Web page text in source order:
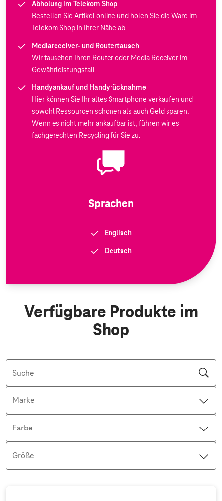
Abholung im Telekom Shop
Bestellen Sie Artikel online und holen Sie die Ware im
Telekom Shop in Ihrer Nähe ab
Mediareceiver- und Routertausch
Wir tauschen Ihren Router oder Media Receiver im
Gewährleistungsfall
Handyankauf und Handyrücknahme
Hier können Sie Ihr altes Smartphone verkaufen und
sowohl Ressourcen schonen als auch Geld sparen.
Wenn es nicht mehr ankaufbar ist, führen wir es
fachgerechten Recycling für Sie zu.
Sprachen
Englisch
Deutsch
Verfügbare Produkte im
Shop
Suche
Marke
Farbe
Größe